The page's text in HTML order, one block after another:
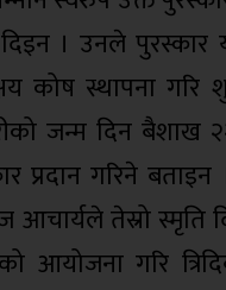
। उनले पुरस्कार
कोष स्थापना गरि
जन्म दिन बैशाख
प्रदान गरिने बताइन
आचार्यले तेस्रो स्मृति
आयोजना गरि